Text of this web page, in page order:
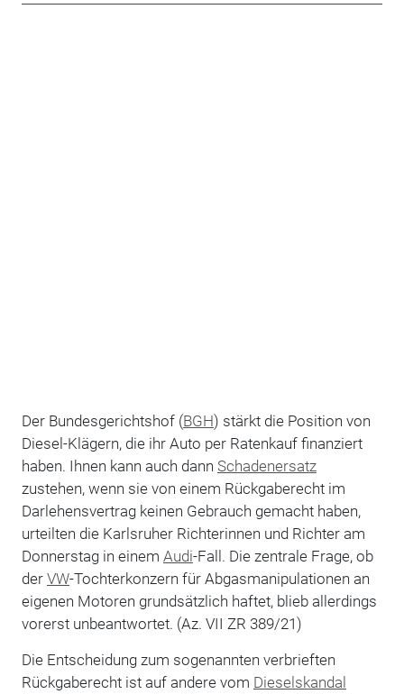
Der Bundesgerichtshof (BGH) stärkt die Position von
Diesel-Klägern, die ihr Auto per Ratenkauf finanziert
haben. Ihnen kann auch dann Schadenersatz
zustehen, wenn sie von einem Rückgaberecht im
Darlehensvertrag keinen Gebrauch gemacht haben,
urteilten die Karlsruher Richterinnen und Richter am
Donnerstag in einem Audi-Fall. Die zentrale Frage, ob
der VW-Tochterkonzern für Abgasmanipulationen an
eigenen Motoren grundsätzlich haftet, blieb allerdings
vorerst unbeantwortet. (Az. VII ZR 389/21)
Die Entscheidung zum sogenannten verbrieften
Rückgaberecht ist auf andere vom Dieselskandal